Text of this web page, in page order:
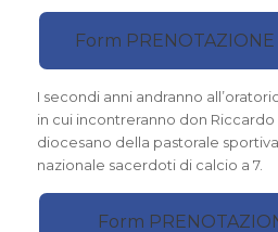
Form
I secondi anni andranno
in cui incontreranno don Riccardo
diocesano della pastorale
nazionale sacerdoti di calcio a 7.
Form